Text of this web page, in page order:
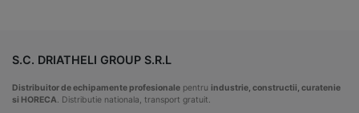
S.C. DRIATHELI GROUP S.R.L
Distribuitor de echipamente profesionale pentru industrie, constructii, curatenie
si HORECA . Distributie nationala, transport gratuit.